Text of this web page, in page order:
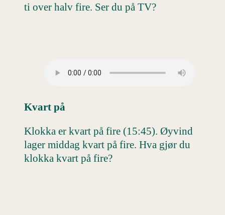
ti over halv fire. Ser du på TV?
Kvart på
Klokka er kvart på fire (15:45). Øyvind
lager middag kvart på fire. Hva gjør du
klokka kvart på fire?